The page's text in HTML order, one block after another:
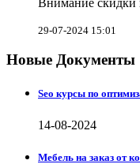
29-07-2024 15:01
Новые Документы
Seo курсы по
14-08-2024
Мебель на заказ от